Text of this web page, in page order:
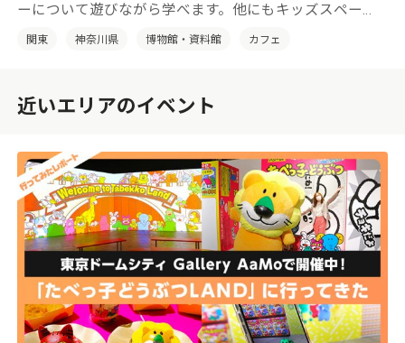
ーについて遊びながら学べます。他にもキッズスペー
ス、カフェ、ミュージアムショップにフォトウェディン
関東 神奈川県 博物館・資料館 カフェ
近いエリアのイベント